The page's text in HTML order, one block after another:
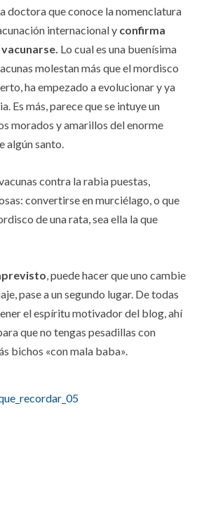
doctora que conoce la nomenclatura
internacional y confirma
Lo cual es una buenísima
molestan más que el mordisco
ha empezado a evolucionar y ya
Es más, parece que se intuye un
morados y amarillos del enorme
algún santo.
contra la rabia puestas,
convertirse en murciélago, o que
de una rata, sea ella la que
, puede hacer que uno cambie
pase a un segundo lugar. De todas
el espíritu motivador del blog, ahí
que no tengas pesadillas con
bichos «con mala baba».